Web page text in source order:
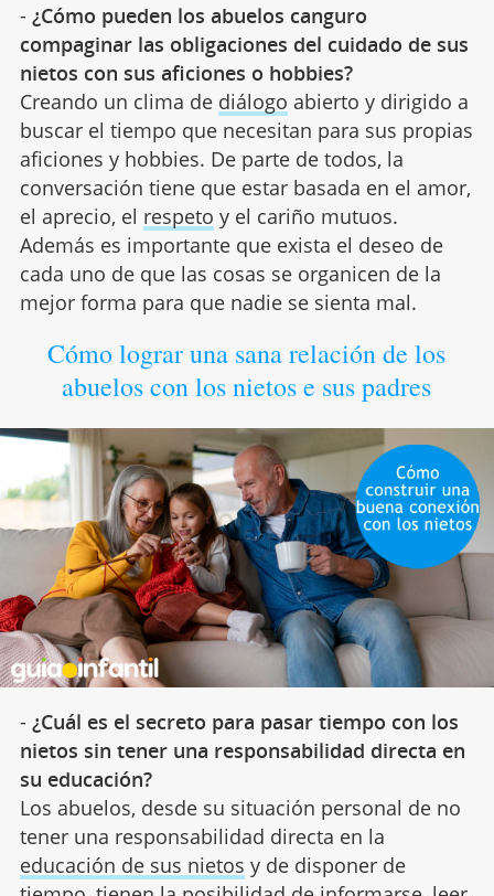
- ¿Cómo pueden los abuelos canguro
compaginar las obligaciones del cuidado de sus
nietos con sus aficiones o hobbies?
Creando un clima de diálogo abierto y dirigido a
buscar el tiempo que necesitan para sus propias
aficiones y hobbies. De parte de todos, la
conversación tiene que estar basada en el amor,
el aprecio, el respeto y el cariño mutuos.
Además es importante que exista el deseo de
cada uno de que las cosas se organicen de la
mejor forma para que nadie se sienta mal.
Cómo lograr una sana relación de los
abuelos con los nietos e sus padres
- ¿Cuál es el secreto para pasar tiempo con los
nietos sin tener una responsabilidad directa en
su educación?
Los abuelos, desde su situación personal de no
tener una responsabilidad directa en la
educación de sus nietos y de disponer de